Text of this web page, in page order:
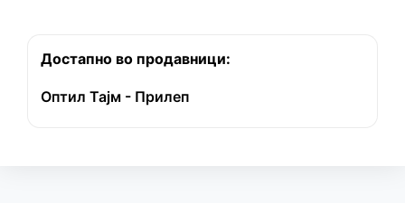
Достапно во продавници:
Оптил Тајм - Прилеп